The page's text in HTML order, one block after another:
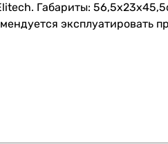
Габариты:
эксплуатировать